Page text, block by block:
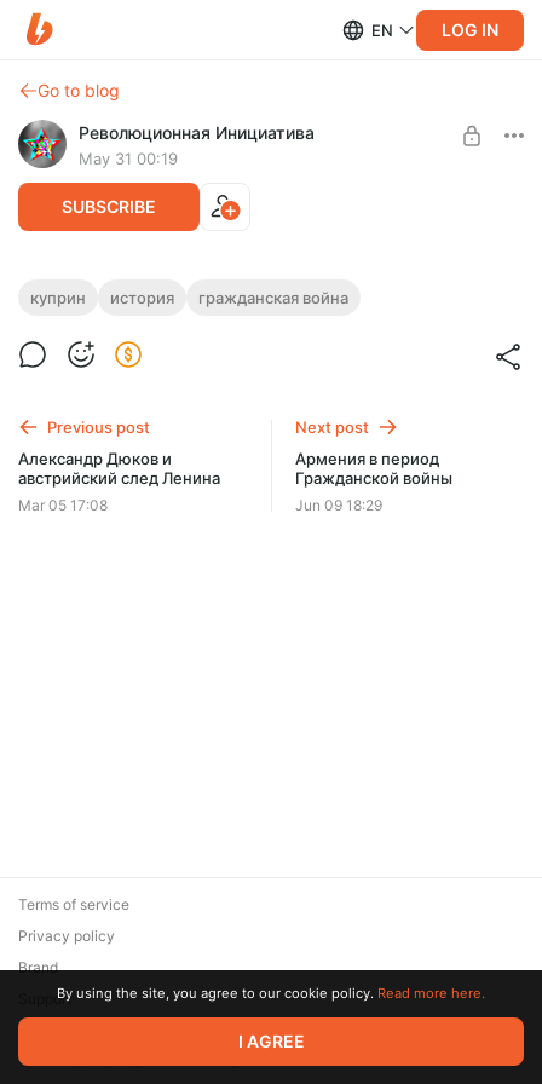
EN LOG IN
Go to blog
Революционная Инициатива
May 31 00:19
SUBSCRIBE
Куприн и Гражданская война
Как русский писатель А.И. Куприн оказался в Белой армии
и как отразил эпоху Гражданской войны в России?
куприн история гражданская война
Previous post
Александр Дюков и
австрийский след Ленина
Mar 05 17:08
Next post
Армения в период
Гражданской войны
Jun 09 18:29
© 2026 Zaya Solutions Limited. All rights reserved. All trademarks
are the property of their respective owners.
Terms of service
Privacy policy
Brand
SupportBy using the site, you agree to our cookie policy. Read more here.
I AGREE